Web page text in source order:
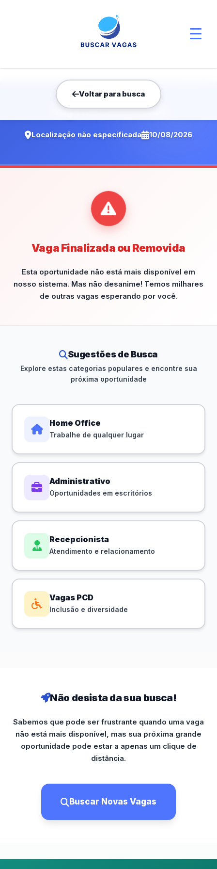
Voltar para busca
Vaga não encontrada
Localização não especificada 10/08/2026
Vaga Finalizada ou Removida
Esta oportunidade não está mais disponível em
nosso sistema. Mas não desanime! Temos milhares
de outras vagas esperando por você.
Sugestões de Busca
Explore estas categorias populares e encontre sua
próxima oportunidade
Home Office
Trabalhe de qualquer lugar
Administrativo
Oportunidades em escritórios
Recepcionista
Atendimento e relacionamento
Vagas PCD
Inclusão e diversidade
Não desista da sua busca!
Sabemos que pode ser frustrante quando uma vaga
não está mais disponível, mas sua próxima grande
oportunidade pode estar a apenas um clique de
distância.
Buscar Novas Vagas